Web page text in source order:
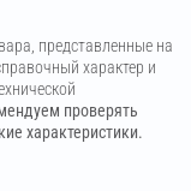
представленные на
характер и
проверять
характеристики.